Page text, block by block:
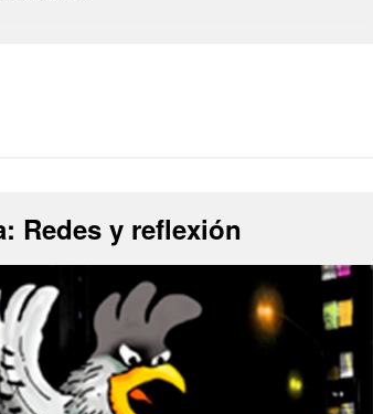
Redes y reflexión